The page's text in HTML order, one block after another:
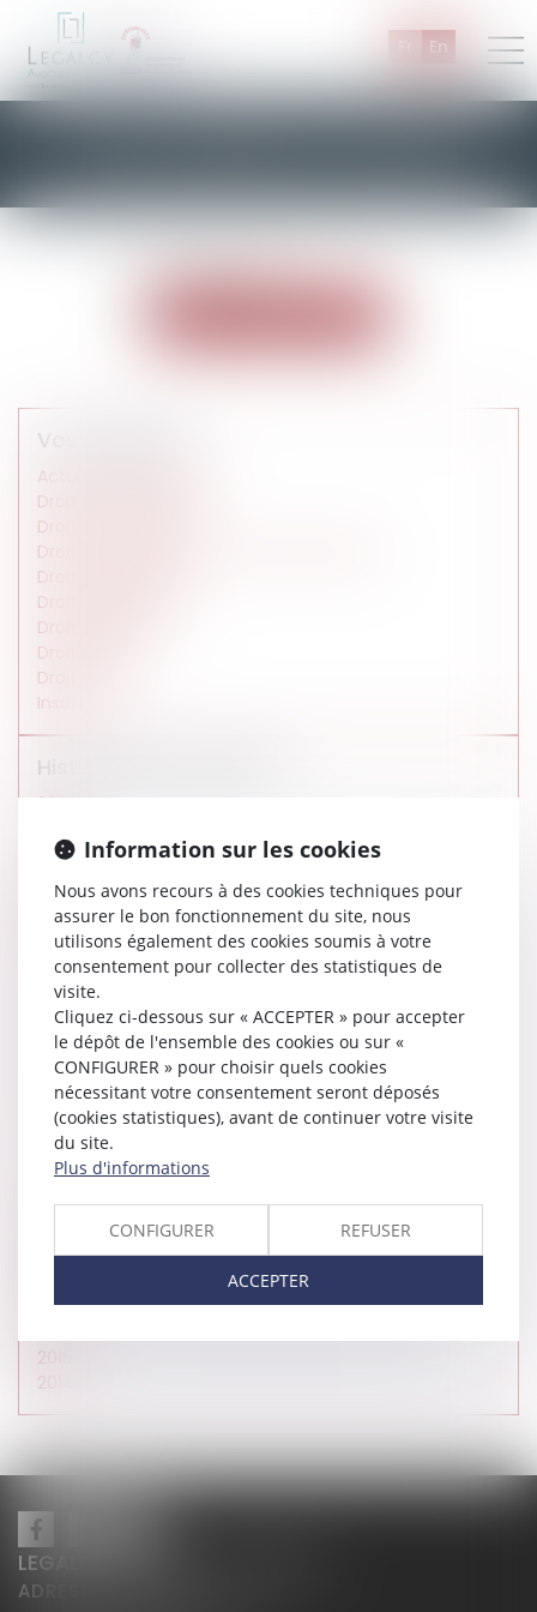
En
Vos rubriques
Actualités du cabinet
Droit de l'entreprise
Droit de la famille
Droit des affaires et de la consommation
Droit immobilier
Droit international
Droit médical
Droit pénal
Droit social
Insolite
Historique des articles
2025
2023
2021
Janvier
Février
Mars
Avril
Mai
Juin
Juillet
Août
Septembre
Octobre
Novembre
Décembre
2019
2017
2015
2014
LEGALCY AVOCATS CONSEILS
ADRESSE PRINCIPALE
Information sur les cookies
Nous avons recours à des cookies techniques pour
assurer le bon fonctionnement du site, nous
utilisons également des cookies soumis à votre
consentement pour collecter des statistiques de
visite.
Cliquez ci-dessous sur « ACCEPTER » pour accepter
le dépôt de l'ensemble des cookies ou sur «
CONFIGURER » pour choisir quels cookies
nécessitant votre consentement seront déposés
(cookies statistiques), avant de continuer votre visite
du site.
Plus d'informations
CONFIGURER REFUSER
ACCEPTER